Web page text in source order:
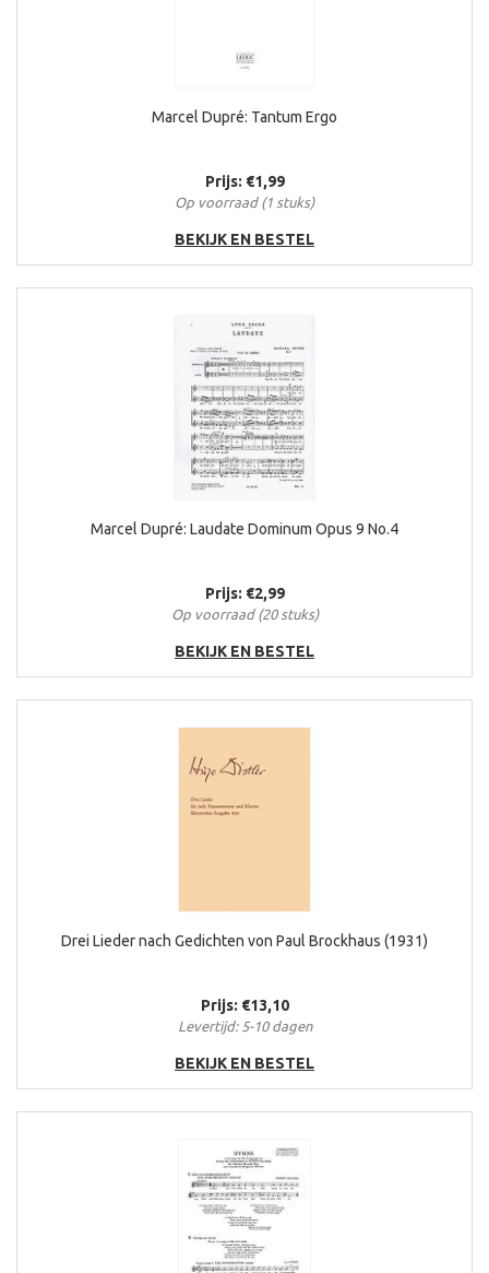
Marcel Dupré: Tantum Ergo
Prijs: €1,99
Op voorraad (1 stuks)
BEKIJK EN BESTEL
Marcel Dupré: Laudate Dominum Opus 9 No.4
Prijs: €2,99
Op voorraad (20 stuks)
BEKIJK EN BESTEL
Drei Lieder nach Gedichten von Paul Brockhaus (1931)
Prijs: €13,10
Levertijd: 5-10 dagen
BEKIJK EN BESTEL